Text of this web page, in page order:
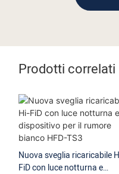
Prodotti correlati
Nuova sveglia ricaricabile
FiD con luce notturna e